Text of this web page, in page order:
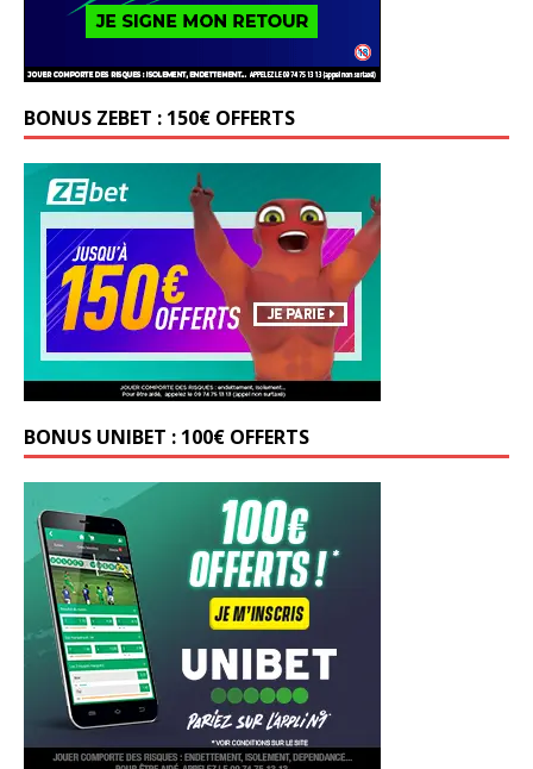
BONUS ZEBET : 150€ OFFERTS
BONUS UNIBET : 100€ OFFERTS